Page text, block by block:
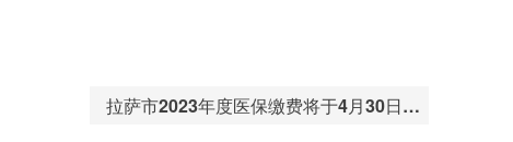
拉萨市2023年度医保缴费将于4月30日截止